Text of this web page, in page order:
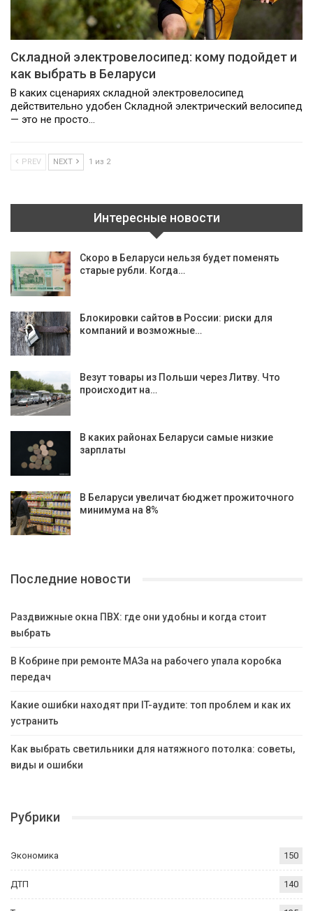
Складной электровелосипед: кому подойдет и
как выбрать в Беларуси
В каких сценариях складной электровелосипед
действительно удобен Складной электрический велосипед
— это не просто…
PREV NEXT 1 из 2
Интересные новости
Скоро в Беларуси нельзя будет поменять
старые рубли. Когда…
Блокировки сайтов в России: риски для
компаний и возможные…
Везут товары из Польши через Литву. Что
происходит на…
В каких районах Беларуси самые низкие
зарплаты
В Беларуси увеличат бюджет прожиточного
минимума на 8%
Последние новости
Раздвижные окна ПВХ: где они удобны и когда стоит
выбрать
В Кобрине при ремонте МАЗа на рабочего упала коробка
передач
Какие ошибки находят при IT-аудите: топ проблем и как их
устранить
Как выбрать светильники для натяжного потолка: советы,
виды и ошибки
Рубрики
Экономика 150
ДТП 140